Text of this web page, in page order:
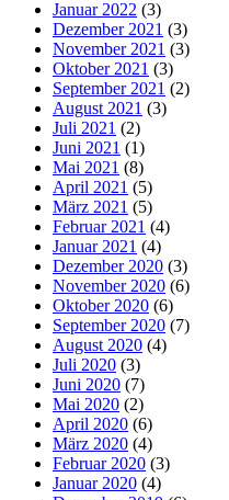
Januar 2022 (3)
Dezember 2021 (3)
November 2021 (3)
Oktober 2021 (3)
September 2021 (2)
August 2021 (3)
Juli 2021 (2)
Juni 2021 (1)
Mai 2021 (8)
April 2021 (5)
März 2021 (5)
Februar 2021 (4)
Januar 2021 (4)
Dezember 2020 (3)
November 2020 (6)
Oktober 2020 (6)
September 2020 (7)
August 2020 (4)
Juli 2020 (3)
Juni 2020 (7)
Mai 2020 (2)
April 2020 (6)
März 2020 (4)
Februar 2020 (3)
Januar 2020 (4)